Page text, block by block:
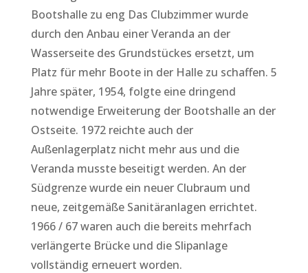
Bootshalle zu eng Das Clubzimmer wurde
durch den Anbau einer Veranda an der
Wasserseite des Grundstückes ersetzt, um
Platz für mehr Boote in der Halle zu schaffen. 5
Jahre später, 1954, folgte eine dringend
notwendige Erweiterung der Bootshalle an der
Ostseite. 1972 reichte auch der
Außenlagerplatz nicht mehr aus und die
Veranda musste beseitigt werden. An der
Südgrenze wurde ein neuer Clubraum und
neue, zeitgemäße Sanitäranlagen errichtet.
1966 / 67 waren auch die bereits mehrfach
verlängerte Brücke und die Slipanlage
vollständig erneuert worden.